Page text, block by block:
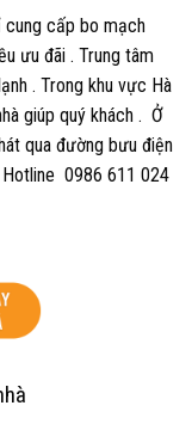
cung cấp bo mạch
ưu đãi . Trung tâm
. Trong khu vực Hà
giúp quý khách . Ở
qua đường bưu điện
Hotline 0986 611 024